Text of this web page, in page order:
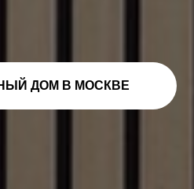
ДОМ В МОСКВЕ